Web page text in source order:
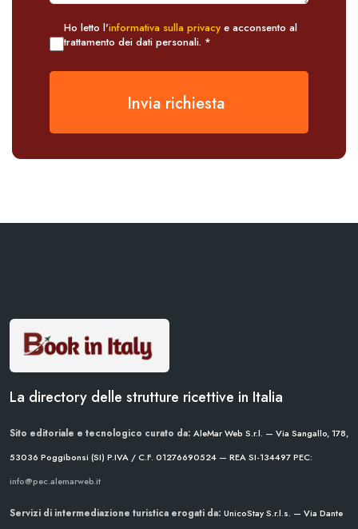
Ho letto l'informativa sulla privacy e acconsento al
trattamento dei dati personali. *
Invia richiesta
La directory delle strutture ricettive in Italia
Sito editoriale e tecnologico curato da: AleMar Web S.r.l. — Via Sangallo, 178,
53036 Poggibonsi (SI) P.IVA / C.F. 01276690524 — REA SI-134497PEC:
info@pec.alemarweb.it
Servizi di intermediazione turistica erogati da: UnicoStay S.r.l.s. — Via Dante